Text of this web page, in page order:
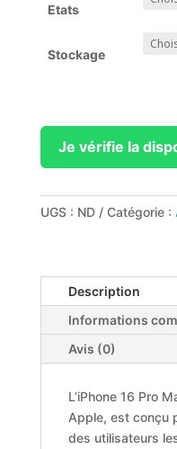
Etats
Stockage
Je vérifie la
UGS : ND Catégorie :
Description
Informations
Avis (0)
L’iPhone 16 Pro
Apple, est conçu
des utilisateurs